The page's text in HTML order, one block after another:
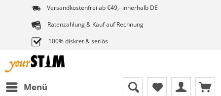
Versandkostenfrei ab €49,- innerhalb DE
Ratenzahlung & Kauf auf Rechnung
100% diskret & seriös
Menü